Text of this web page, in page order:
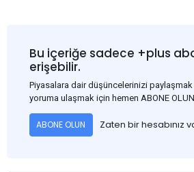
Bu içeriğe sadece +plus
erişebilir.
Piyasalara dair düşüncelerinizi
yoruma ulaşmak için hemen ABONE
ABONE OLUN Zaten bir hesabınız